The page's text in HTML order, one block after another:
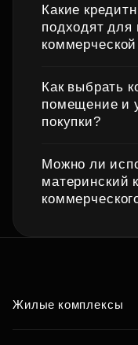
Какие
подходят для
Как выбрать
помещение и
покупки?
Можно ли
материнский
Жилые комплексы